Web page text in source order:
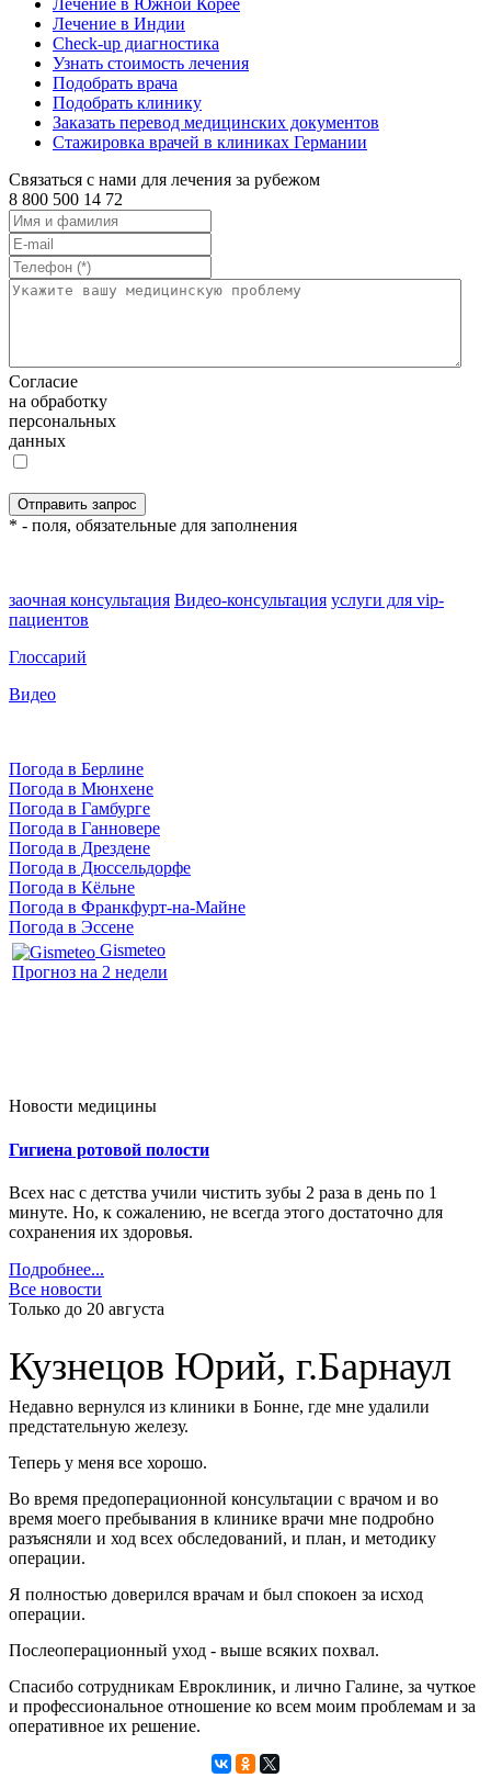
Лечение в Южной Корее
Лечение в Индии
Check-up диагностика
Узнать стоимость лечения
Подобрать врача
Подобрать клинику
Заказать перевод медицинских документов
Стажировка врачей в клиниках Германии
Связаться с нами для лечения за рубежом
8 800 500 14 72
Согласие
на обработку
персональных
данных
* - поля, обязательные для заполнения
заочная консультация Видео-консультация услуги для vip-
пациентов
Глоссарий
Видео
Погода в Берлине
Погода в Мюнхене
Погода в Гамбурге
Погода в Ганновере
Погода в Дрездене
Погода в Дюссельдорфе
Погода в Кёльне
Погода в Франкфурт-на-Майне
Погода в Эссене
Gismeteo
Прогноз на 2 недели
Новости медицины
Гигиена ротовой полости
Всех нас с детства учили чистить зубы 2 раза в день по 1
минуте. Но, к сожалению, не всегда этого достаточно для
сохранения их здоровья.
Подробнее...
Все новости
Только до 20 августа
Кузнецов Юрий, г.Барнаул
Недавно вернулся из клиники в Бонне, где мне удалили
предстательную железу.
Теперь у меня все хорошо.
Во время предоперационной консультации с врачом и во
время моего пребывания в клинике врачи мне подробно
разъясняли и ход всех обследований, и план, и методику
операции.
Я полностью доверился врачам и был спокоен за исход
операции.
Послеоперационный уход - выше всяких похвал.
Спасибо сотрудникам Евроклиник, и лично Галине, за чуткое
и профессиональное отношение ко всем моим проблемам и за
оперативное их решение.